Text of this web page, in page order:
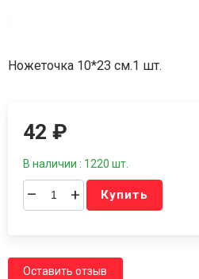
Ножеточка 10*23 см.1 шт.
42₽
В наличии : 1220 шт.
– + Купить
Оставить отзыв